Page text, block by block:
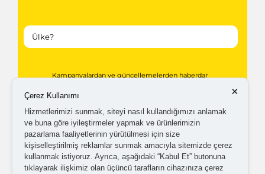
Kampanyalardan ve güncellemelerden haberdar
olabilmem için tarafıma
gönderilmesini kabul ediyorum.
Kişisel verilerimin işlenmesine yönelikaydınlatma ve
açık rıza metni 'ni okudum, onaylıyorum.
×
Çerez Kullanımı
Hizmetlerimizi sunmak, siteyi nasıl kullandığımızı anlamak
ve buna göre iyileştirmeler yapmak ve ürünlerimizin
pazarlama faaliyetlerinin yürütülmesi için size
kişiselleştirilmiş reklamlar sunmak amacıyla sitemizde çerez
kullanmak istiyoruz. Ayrıca, aşağıdaki “Kabul Et” butonuna
tıklayarak ilişkimiz olan üçüncü tarafların cihazınıza çerez